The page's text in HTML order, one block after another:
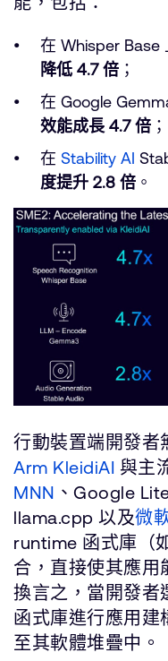
在 Whisper Base
降低 4.7 倍 ；
在 Google
效能成長 4.7 倍 ；
在 Stability AI
度提升 2.8 倍 。
行動裝置端開發者
Arm KleidiAI 與主
MNN 、Google
llama.cpp 以及微
runtime 函式庫（
合，直接使其應用
換言之，當開發者
函式庫進行應用建
至其軟體堆疊中。